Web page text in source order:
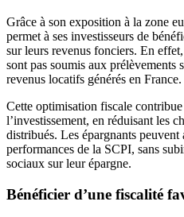
Grâce à son exposition à la zone
permet à ses investisseurs de
sur leurs revenus fonciers. En
sont pas soumis aux prélèvements
revenus locatifs générés en France.
Cette optimisation fiscale
l’investissement, en réduisant les
distribués. Les épargnants
performances de la SCPI, sans
sociaux sur leur épargne.
Bénéficier d’une fiscalité